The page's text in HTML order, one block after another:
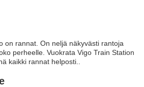
on rannat. On neljä näkyvästi rantoja
perheelle. Vuokrata Vigo Train Station
kaikki rannat helposti..